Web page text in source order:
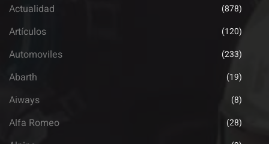
Actualidad (878)
Artículos (120)
Automoviles (233)
Abarth (19)
Aiways (8)
Alfa Romeo (28)